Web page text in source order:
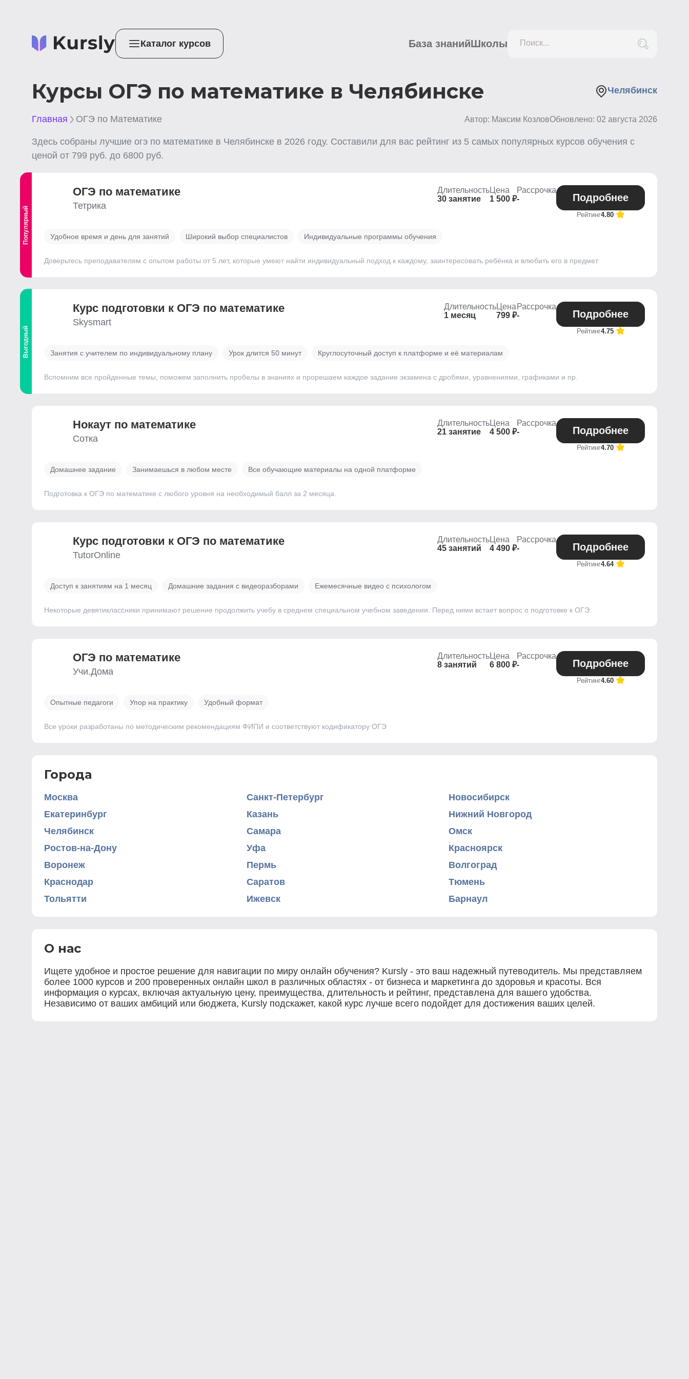
Каталог курсов База знанийШколы Поиск...
Курсы ОГЭ по математике в Челябинске Челябинск
Главная ОГЭ по Математике Автор: Максим КозловОбновлено: 02 августа 2026
Здесь собраны лучшие огэ по математике в Челябинске в 2026 году. Составили для вас рейтинг из 5 самых популярных курсов обучения с
ценой от 799 руб. до 6800 руб.
Популярный
ОГЭ по математике
Тетрика
Длительность
30 занятие
Цена
1 500 ₽
Рассрочка
-
Подробнее
Рейтинг4.80
Удобное время и день для занятий Широкий выбор специалистов Индивидуальные программы обучения
Доверьтесь преподавателям с опытом работы от 5 лет, которые умеют найти индивидуальный подход к каждому, заинтересовать ребёнка и влюбить его в предмет
Выгодный
Курс подготовки к ОГЭ по математике
Skysmart
Длительность
1 месяц
Цена
799 ₽
Рассрочка
-
Подробнее
Рейтинг4.75
Занятия с учителем по индивидуальному плану Урок длится 50 минут Круглосуточный доступ к платформе и её материалам
Вспомним все пройденные темы, поможем заполнить пробелы в знаниях и прорешаем каждое задание экзамена с дробями, уравнениями, графиками и пр.
Нокаут по математике
Сотка
Длительность
21 занятие
Цена
4 500 ₽
Рассрочка
-
Подробнее
Рейтинг4.70
Домашнее задание Занимаешься в любом месте Все обучающие материалы на одной платформе
Подготовка к ОГЭ по математике с любого уровня на необходимый балл за 2 месяца.
Курс подготовки к ОГЭ по математике
TutorOnline
Длительность
45 занятий
Цена
4 490 ₽
Рассрочка
-
Подробнее
Рейтинг4.64
Доступ к занятиям на 1 месяц Домашние задания с видеоразборами Ежемесячные видео с психологом
Некоторые девятиклассники принимают решение продолжить учебу в среднем специальном учебном заведении. Перед ними встает вопрос о подготовке к ОГЭ.
ОГЭ по математике
Учи.Дома
Длительность
8 занятий
Цена
6 800 ₽
Рассрочка
-
Подробнее
Рейтинг4.60
Опытные педагоги Упор на практику Удобный формат
Все уроки разработаны по методическим рекомендациям ФИПИ и соответствуют кодификатору ОГЭ
Города
Москва Санкт-Петербург
Новосибирск
Екатеринбург
Казань
Нижний Новгород
Челябинск
Самара
Омск
Ростов-на-Дону
Уфа
Красноярск
Воронеж
Пермь
Волгоград
Краснодар
Саратов
Тюмень
Тольятти
Ижевск Барнаул
О нас
Ищете удобное и простое решение для навигации по миру онлайн обучения? Kursly - это ваш надежный путеводитель. Мы представляем
более 1000 курсов и 200 проверенных онлайн школ в различных областях - от бизнеса и маркетинга до здоровья и красоты. Вся
информация о курсах, включая актуальную цену, преимущества, длительность и рейтинг, представлена для вашего удобства.
Независимо от ваших амбиций или бюджета, Kursly подскажет, какой курс лучше всего подойдет для достижения ваших целей.